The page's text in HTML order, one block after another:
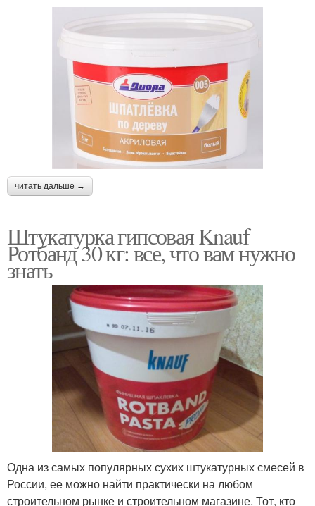
читать дальше →
Штукатурка гипсовая Knauf
Ротбанд 30 кг: все, что вам нужно
знать
Одна из самых популярных сухих штукатурных смесей в
России, ее можно найти практически на любом
строительном рынке и строительном магазине. Тот, кто